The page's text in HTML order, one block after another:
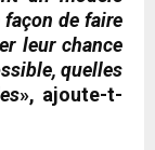
de faire
leur chance
quelles
», ajoute-t-